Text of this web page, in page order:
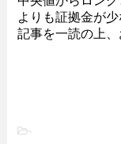
よりも証拠金が少
記事を一読の上
-